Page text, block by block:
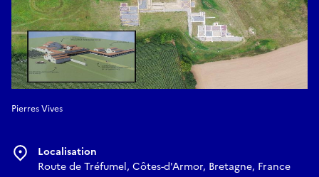
Pierres Vives
Localisation
Route de Tréfumel, Côtes-d'Armor, Bretagne, France